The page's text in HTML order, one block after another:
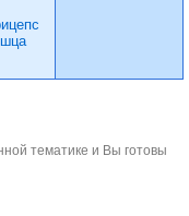
тематике и Вы готовы